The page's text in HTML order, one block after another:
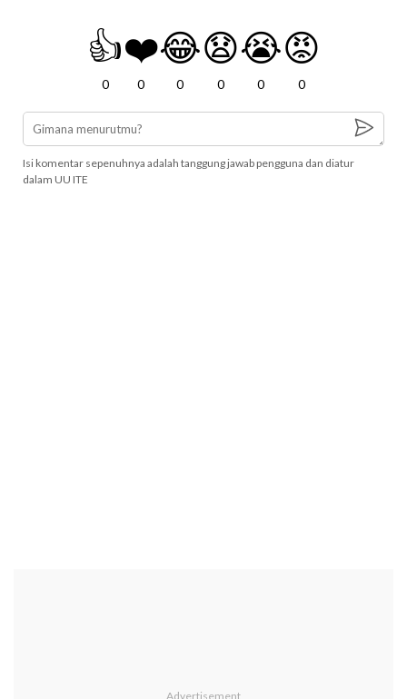
👍
0
❤️
0
😂
0
😧
0
😭
0
😡
0
Isi komentar sepenuhnya adalah tanggung jawab pengguna dan diatur
dalam UU ITE